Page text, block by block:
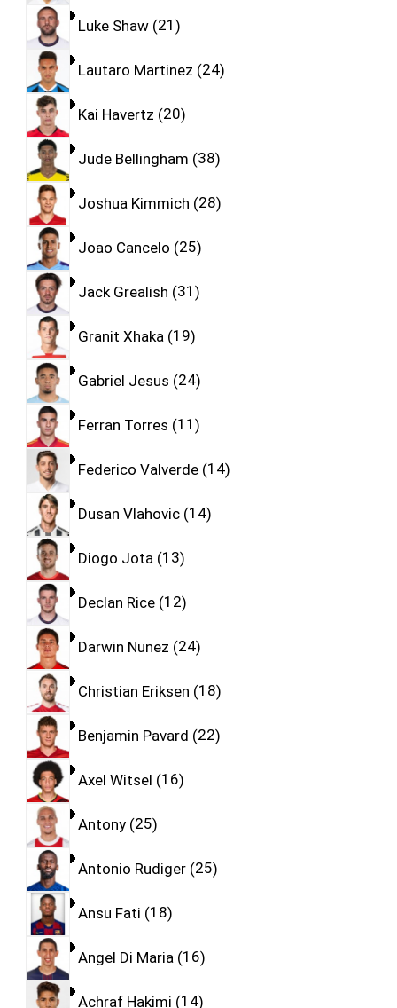
Luke Shaw 21
Lautaro Martinez 24
Kai Havertz 20
Jude Bellingham 38
Joshua Kimmich 28
Joao Cancelo 25
Jack Grealish 31
Granit Xhaka 19
Gabriel Jesus 24
Ferran Torres 11
Federico Valverde 14
Dusan Vlahovic 14
Diogo Jota 13
Declan Rice 12
Darwin Nunez 24
Christian Eriksen 18
Benjamin Pavard 22
Axel Witsel 16
Antony 25
Antonio Rudiger 25
Ansu Fati 18
Angel Di Maria 16
Achraf Hakimi 14